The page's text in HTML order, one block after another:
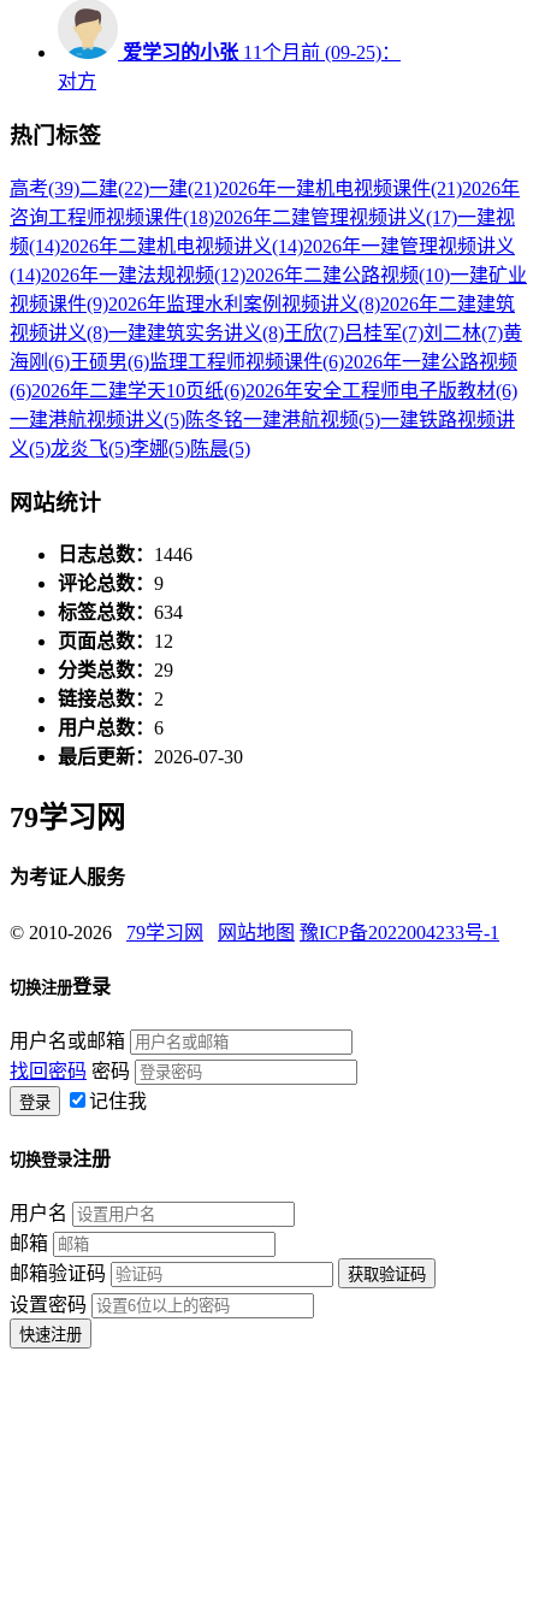
爱学习的小张 11个月前 (09-25)：
对方
热门标签
高考(39)二建(22)一建(21)2026年一建机电视频课件(21)2026年
咨询工程师视频课件(18)2026年二建管理视频讲义(17)一建视
频(14)2026年二建机电视频讲义(14)2026年一建管理视频讲义
(14)2026年一建法规视频(12)2026年二建公路视频(10)一建矿业
视频课件(9)2026年监理水利案例视频讲义(8)2026年二建建筑
视频讲义(8)一建建筑实务讲义(8)王欣(7)吕桂军(7)刘二林(7)黄
海刚 (6)王硕男(6)监理工程师视频课件(6)2026年一建公路视频
(6)2026年二建学天10页纸(6)2026年安全工程师电子版教材(6)
一建港航视频讲义(5)陈冬铭一建港航视频(5)一建铁路视频讲
义(5)龙炎飞(5)李娜(5)陈晨(5)
网站统计
日志总数： 1446
评论总数： 9
标签总数： 634
页面总数： 12
分类总数： 29
链接总数： 2
用户总数： 6
最后更新： 2026-07-30
79学习网
为考证人服务
© 2010-2026 79学习网 网站地图 豫ICP备2022004233号-1
切换注册登录
用户名或邮箱
找回密码 密码
记住我
切换登录注册
用户名
邮箱
邮箱验证码
设置密码